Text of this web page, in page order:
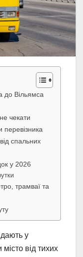
до Вільямса
чекати
перевізника
спальних
у 2026
трамваї та
у
від тихих